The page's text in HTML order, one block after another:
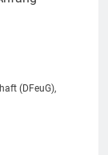
(DFeuG),